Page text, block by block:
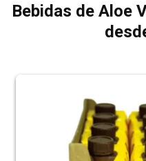
Bebidas de Aloe